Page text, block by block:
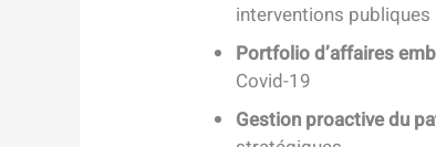
interventions publiques
Portfolio d’affaires
Covid-19
Gestion proactive du